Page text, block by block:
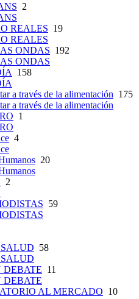
2
REALES 19
REALES
ONDAS 192
ONDAS
158
a través de la alimentación 175
a través de la alimentación
1
4
20
2
59
58
DEBATE 11
DEBATE
AL MERCADO 10